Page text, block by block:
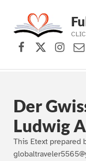
Skip to main navigation
Skip to main content
Skip to footer
Facebook
X
Der
Ludwig
This Etext prepared